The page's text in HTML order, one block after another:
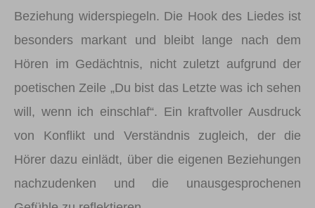
Beziehung widerspiegeln. Die Hook des Liedes ist
besonders markant und bleibt lange nach dem
Hören im Gedächtnis, nicht zuletzt aufgrund der
poetischen Zeile „Du bist das Letzte was ich sehen
will, wenn ich einschlaf“. Ein kraftvoller Ausdruck
von Konflikt und Verständnis zugleich, der die
Hörer dazu einlädt, über die eigenen Beziehungen
nachzudenken und die unausgesprochenen